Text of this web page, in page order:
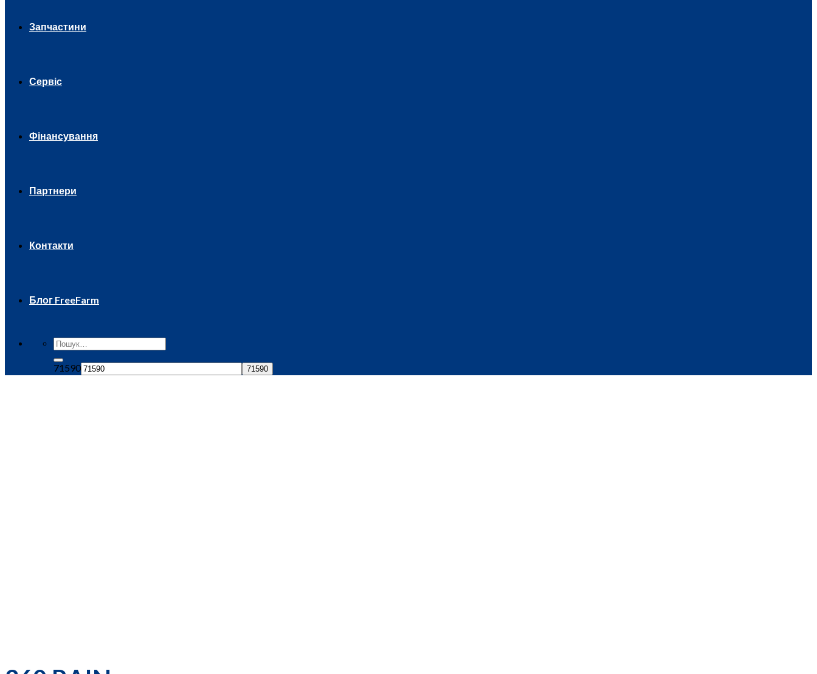
Запчастини
Сервіс
Фінансування
Партнери
Контакти
Блог FreeFarm
71590